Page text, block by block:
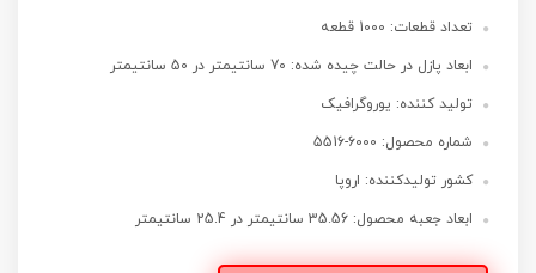
تعداد قطعات: 1000 قطعه
ابعاد پازل در حالت چیده شده: 70 سانتیمتر در 50 سانتیمتر
تولید کننده: یوروگرافیک
شماره محصول: 6000-5516
کشور تولیدکننده: اروپا
ابعاد جعبه محصول: 35.56 سانتیمتر در 25.4 سانتیمتر